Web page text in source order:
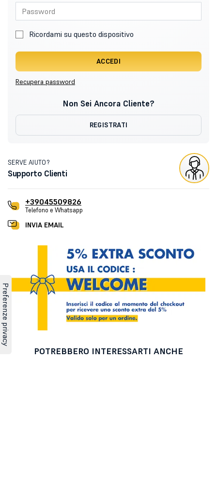
Ricordami su questo dispositivo
ACCEDI
Recupera password
Non Sei Ancora Cliente?
REGISTRATI
SERVE AIUTO?
Supporto Clienti
+39045509826
Telefono e Whatsapp
INVIA EMAIL
POTREBBERO INTERESSARTI ANCHE